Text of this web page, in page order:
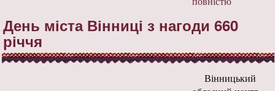
День міста Вінниці з нагоди 660
річчя
Вінницький